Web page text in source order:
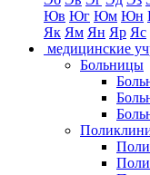
Юв Юг Юм Юн
Як Ям Ян Яр Яс
медицинские
Больницы